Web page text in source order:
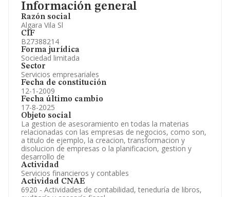
Información general
Razón social
Algara Vila Sl
CIF
B27388214
Forma jurídica
Sociedad limitada
Sector
Servicios empresariales
Fecha de constitución
12-1-2009
Fecha último cambio
17-8-2025
Objeto social
La gestion de asesoramiento en todas la materias
relacionadas con las empresas de negocios, como son,
a titulo de ejemplo, la creacion, transformacion y
disolucion de empresas o la planificacion, gestion y
desarrollo de
Actividad
Servicios financieros y contables
Actividad CNAE
6920 - Actividades de contabilidad, teneduría de libros,